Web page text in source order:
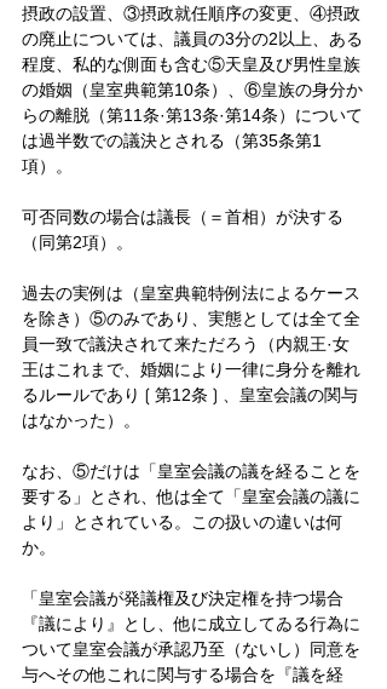
摂政の設置、③摂政就任順序の変更、④摂政
の廃止については、議員の3分の2以上、ある
程度、私的な側面も含む⑤天皇及び男性皇族
の婚姻（皇室典範第10条）、⑥皇族の身分か
らの離脱（第11条·第13条·第14条）について
は過半数での議決とされる（第35条第1
項）。
可否同数の場合は議長（＝首相）が決する
（同第2項）。
過去の実例は（皇室典範特例法によるケース
を除き）⑤のみであり、実態としては全て全
員一致で議決されて来ただろう（内親王·女
王はこれまで、婚姻により一律に身分を離れ
るルールであり❲第12条❳、皇室会議の関与
はなかった）。
なお、⑤だけは「皇室会議の議を経ることを
要する」とされ、他は全て「皇室会議の議に
より」とされている。この扱いの違いは何
か。
「皇室会議が発議権及び決定権を持つ場合
『議により』とし、他に成立してゐる行為に
ついて皇室会議が承認乃至（ないし）同意を
与へその他これに関与する場合を『議を経